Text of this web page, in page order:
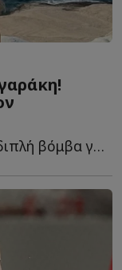
Ο Κωστής Ραπτόπουλος ρίχνει διπλή βόμβα για τον Φώτη Ι...